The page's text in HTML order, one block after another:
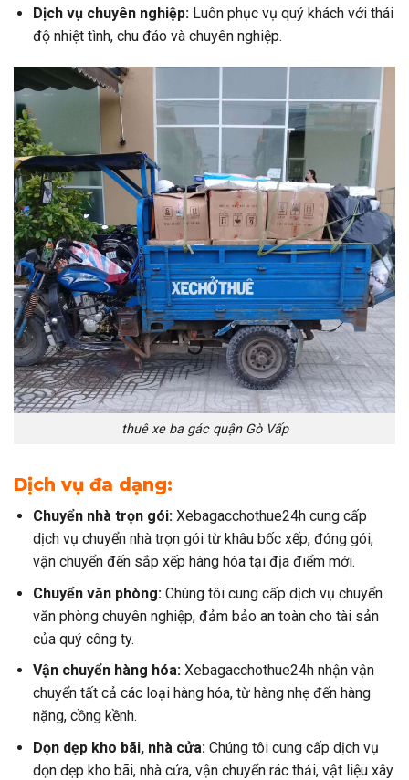
Dịch vụ chuyên nghiệp:Luôn phục vụ quý khách với thái
độ nhiệt tình, chu đáo và chuyên nghiệp.
thuê xe ba gác quận Gò Vấp
Dịch vụ đa dạng:
Chuyển nhà trọn gói:Xebagacchothue24h cung cấp
dịch vụ chuyển nhà trọn gói từ khâu bốc xếp, đóng gói,
vận chuyển đến sắp xếp hàng hóa tại địa điểm mới.
Chuyển văn phòng:Chúng tôi cung cấp dịch vụ chuyển
văn phòng chuyên nghiệp, đảm bảo an toàn cho tài sản
của quý công ty.
Vận chuyển hàng hóa:Xebagacchothue24h nhận vận
chuyển tất cả các loại hàng hóa, từ hàng nhẹ đến hàng
nặng, cồng kềnh.
Dọn dẹp kho bãi, nhà cửa:Chúng tôi cung cấp dịch vụ
dọn dẹp kho bãi, nhà cửa, vận chuyển rác thải, vật liệu xây